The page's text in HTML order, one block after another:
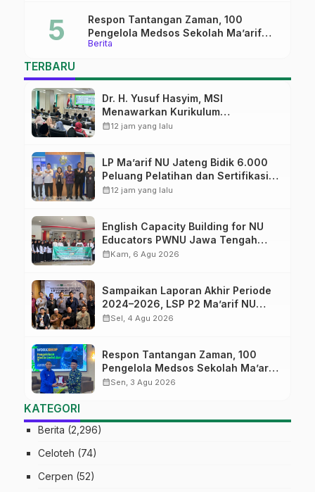
Berita
Respon Tantangan Zaman, 100
Pengelola Medsos Sekolah Ma’arif
Pekalongan Ikuti Pelatihan Literasi
TERBARU
Dr. H. Yusuf Hasyim, MSI
Menawarkan Kurikulum
Diversifikasi, Harapan Baru dalam
calendar_month12 jam yang lalu
LP Ma’arif NU Jateng Bidik 6.000
Peluang Pelatihan dan Sertifikasi
bagi Lulusan SMK
calendar_month12 jam yang lalu
English Capacity Building for NU
Educators PWNU Jawa Tengah
Batch#4; Membuka Jalan Menuju
calendar_monthKam, 6 Agu 2026
Sampaikan Laporan Akhir Periode
2024–2026, LSP P2 Ma’arif NU
Jateng Mantapkan Sinergi Link and
calendar_monthSel, 4 Agu 2026
Respon Tantangan Zaman, 100
Pengelola Medsos Sekolah Ma’arif
Pekalongan Ikuti Pelatihan Literasi
calendar_monthSen, 3 Agu 2026
KATEGORI
Berita (2,296)
Celoteh (74)
Cerpen (52)